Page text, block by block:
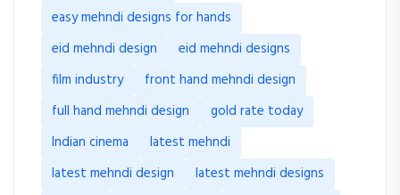
easy mehndi designs for hands
eid mehndi design
eid mehndi designs
film industry
front hand mehndi design
full hand mehndi design
gold rate today
Indian cinema
latest mehndi
latest mehndi design
latest mehndi designs